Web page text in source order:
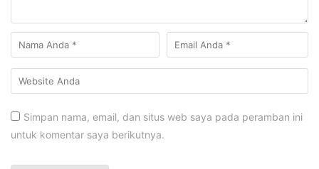
Simpan nama, email, dan situs web saya pada peramban ini
untuk komentar saya berikutnya.